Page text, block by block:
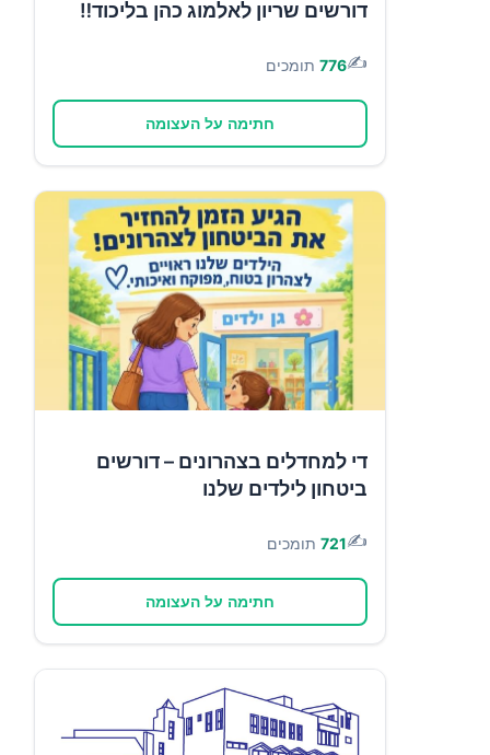
דורשים שריון לאלמוג כהן בליכוד‼️
✍️
776 תומכים
חתימה על העצומה
די למחדלים בצהרונים – דורשים
ביטחון לילדים שלנו
✍️
721 תומכים
חתימה על העצומה